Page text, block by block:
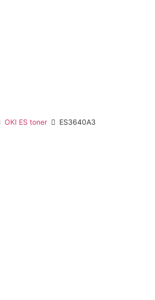
OKI ES toner ES3640A3